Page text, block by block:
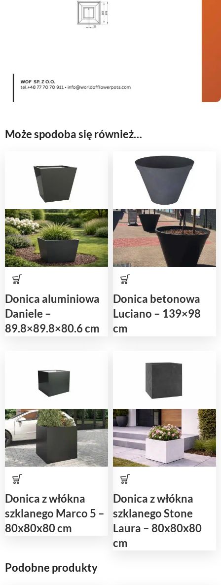
Może spodoba się również…
Donica aluminiowa
Daniele –
89.8×89.8×80.6 cm
Donica betonowa
Luciano – 139×98
cm
Donica z włókna
szklanego Marco 5 –
80x80x80 cm
Donica z włókna
szklanego Stone
Laura – 80x80x80
cm
Podobne produkty